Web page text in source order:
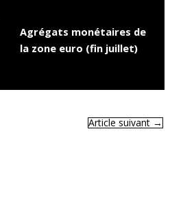
Agrégats monétaires de
la zone euro (fin juillet)
Article suivant→